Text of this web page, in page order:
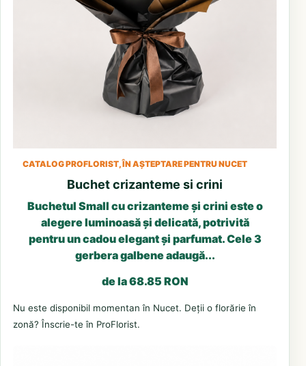
CATALOG PROFLORIST, ÎN AȘTEPTARE PENTRU NUCET
Buchet crizanteme si crini
Buchetul Small cu crizanteme și crini este o
alegere luminoasă și delicată, potrivită
pentru un cadou elegant și parfumat. Cele 3
gerbera galbene adaugă...
de la 68.85 RON
Nu este disponibil momentan în Nucet. Deții o florărie în
zonă? Înscrie-te în ProFlorist.